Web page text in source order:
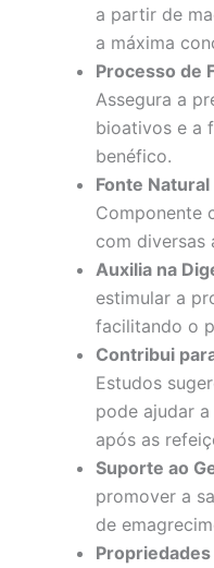
a partir de
a máxima
Processo de
Assegura a
bioativos e a
benéfico.
Fonte
Componente
com diversas
Auxilia na
estimular a
facilitando o
Contribui
Estudos
pode ajudar
após as
Suporte ao
promover a
de